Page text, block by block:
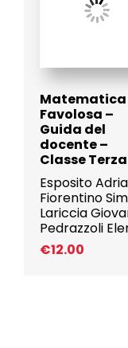
Matematica
Favolosa –
Guida del
docente –
Classe Terza
Esposito
Fiorentino
Lariccia
Pedrazzoli
€12.00